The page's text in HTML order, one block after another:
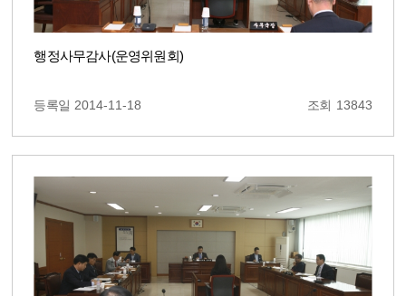
행정사무감사(운영위원회)
등록일 2014-11-18 조회 13843